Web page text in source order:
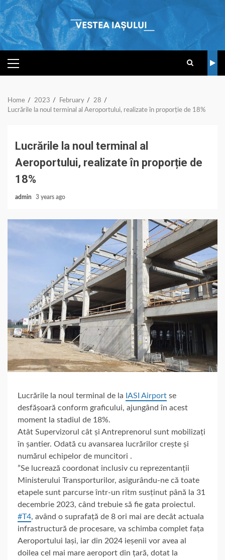
Skip
to
content
PRIMARY
MENU
Home 2023 February
28
Lucrările la noul terminal al Aeroportului, realizate în proporție de 18%
Lucrările la noul terminal al
Aeroportului, realizate în proporție de
18%
admin 3 years ago
Lucrările la noul terminal de la IASI Airport se
desfășoară conform graficului, ajungând în acest
moment la stadiul de 18%.
Atât Supervizorul cât și Antreprenorul sunt mobilizați
în șantier. Odată cu avansarea lucrărilor crește și
numărul echipelor de muncitori .
”Se lucrează coordonat inclusiv cu reprezentanții
Ministerului Transporturilor, asigurându-ne că toate
etapele sunt parcurse într-un ritm susținut până la 31
decembrie 2023, când trebuie să fie gata proiectul.
#T4, având o suprafață de 8 ori mai are decât actuala
infrastructură de procesare, va schimba complet fața
Aeroportului Iași, iar din 2024 ieșenii vor avea al
doilea cel mai mare aeroport din țară, dotat la